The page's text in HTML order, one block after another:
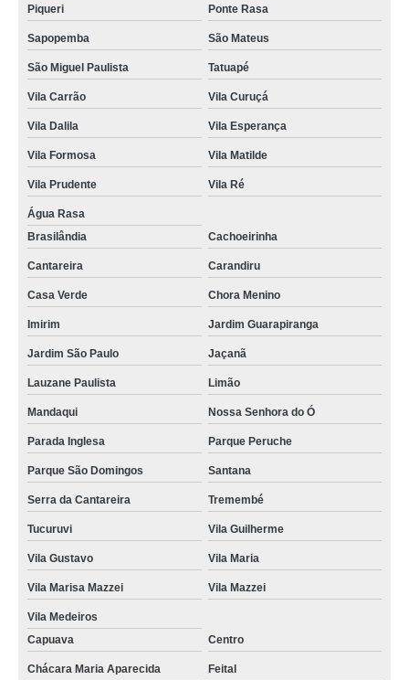
Piqueri Ponte Rasa
Sapopemba São Mateus
São Miguel Paulista Tatuapé
Vila Carrão Vila Curuçá
Vila Dalila Vila Esperança
Vila Formosa Vila Matilde
Vila Prudente Vila Ré
Água Rasa
Brasilândia
Cachoeirinha
Cantareira Carandiru
Casa Verde Chora Menino
Imirim Jardim Guarapiranga
Jardim São Paulo Jaçanã
Lauzane Paulista Limão
Mandaqui Nossa Senhora do Ó
Parada Inglesa Parque Peruche
Parque São Domingos Santana
Serra da Cantareira Tremembé
Tucuruvi Vila Guilherme
Vila Gustavo Vila Maria
Vila Marisa Mazzei Vila Mazzei
Vila Medeiros
Capuava
Centro
Chácara Maria Aparecida Feital